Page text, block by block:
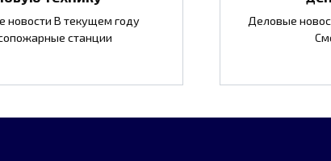
новости В текущем году
станции
Деловые